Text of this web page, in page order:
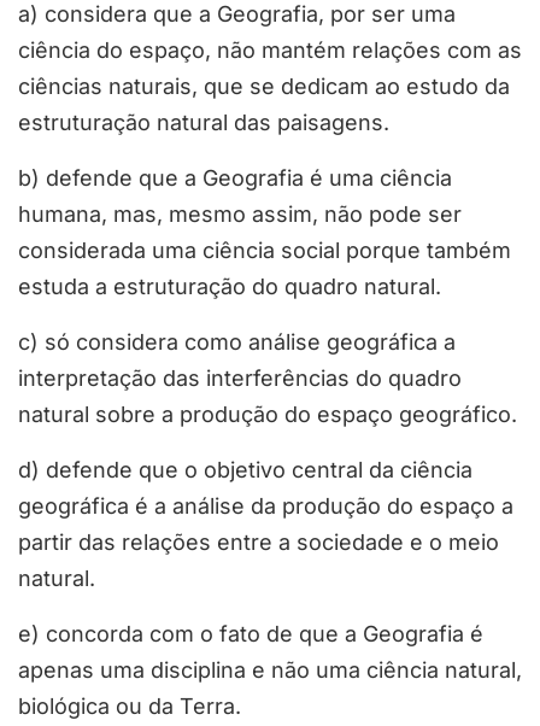
a) considera que a Geografia, por ser uma
ciência do espaço, não mantém relações com as
ciências naturais, que se dedicam ao estudo da
estruturação natural das paisagens.
b) defende que a Geografia é uma ciência
humana, mas, mesmo assim, não pode ser
considerada uma ciência social porque também
estuda a estruturação do quadro natural.
c) só considera como análise geográfica a
interpretação das interferências do quadro
natural sobre a produção do espaço geográfico.
d) defende que o objetivo central da ciência
geográfica é a análise da produção do espaço a
partir das relações entre a sociedade e o meio
natural.
e) concorda com o fato de que a Geografia é
apenas uma disciplina e não uma ciência natural,
biológica ou da Terra.